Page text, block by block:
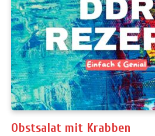
Obstsalat mit Krabben